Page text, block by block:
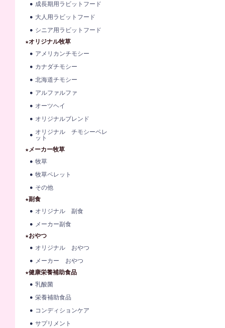
成長期用ラビットフード
大人用ラビットフード
シニア用ラビットフード
★オリジナル牧草
アメリカンチモシー
カナダチモシー
北海道チモシー
アルファルファ
オーツヘイ
オリジナルブレンド
オリジナル チモシーペレ
ット
★メーカー牧草
牧草
牧草ペレット
その他
★副食
オリジナル 副食
メーカー副食
★おやつ
オリジナル おやつ
メーカー おやつ
★健康栄養補助食品
乳酸菌
栄養補助食品
コンディションケア
サプリメント